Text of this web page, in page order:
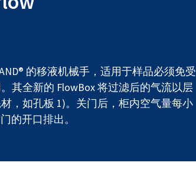
的移液机械手，适用于样品必须免受
其全新的 FlowBox 将过滤后的气流以层
，如孔板 1)。关门后，柜内空气量每小
的开口排出。